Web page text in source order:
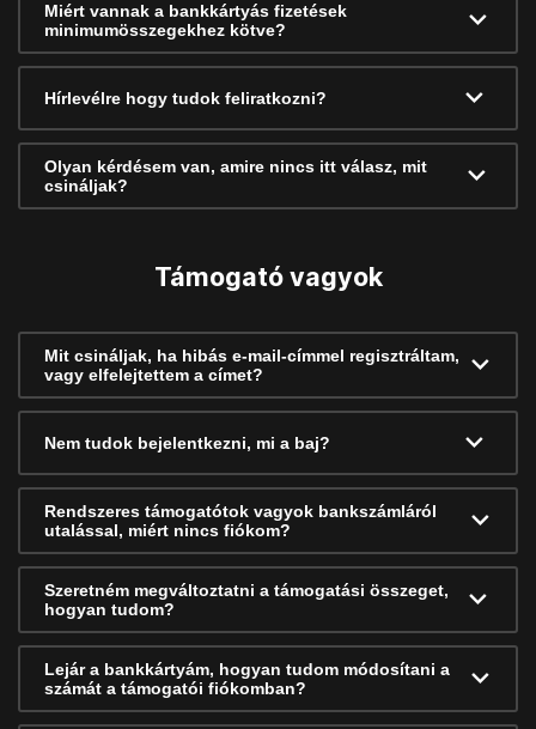
Miért vannak a bankkártyás fizetések
minimumösszegekhez kötve?
Hírlevélre hogy tudok feliratkozni?
Olyan kérdésem van, amire nincs itt válasz, mit
csináljak?
Támogató vagyok
Mit csináljak, ha hibás e-mail-címmel regisztráltam,
vagy elfelejtettem a címet?
Nem tudok bejelentkezni, mi a baj?
Rendszeres támogatótok vagyok bankszámláról
utalással, miért nincs fiókom?
Szeretném megváltoztatni a támogatási összeget,
hogyan tudom?
Lejár a bankkártyám, hogyan tudom módosítani a
számát a támogatói fiókomban?